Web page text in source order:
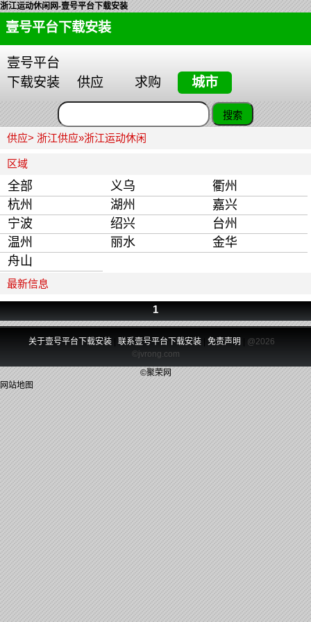
浙江运动休闲网-壹号平台下载安装
壹号平台下载安装
壹号平台
下载安装
供应 求购 城市
供应> 浙江供应»浙江运动休闲
区域
全部 义乌
衢州
杭州
湖州
嘉兴
宁波
绍兴
台州
温州
丽水
金华
舟山
最新信息
1
关于壹号平台下载安装 联系壹号平台下载安装| 免责声明
@2026
©jvrong.com
©聚荣网
网站地图